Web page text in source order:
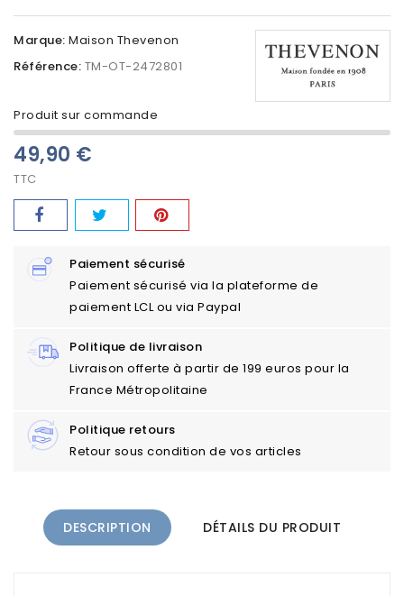
Marque: Maison Thevenon
Référence: TM-OT-2472801
Produit sur commande
49,90 €
TTC
Paiement sécurisé
Paiement sécurisé via la plateforme de
paiement LCL ou via Paypal
Politique de livraison
Livraison offerte à partir de 199 euros pour la
France Métropolitaine
Politique retours
Retour sous condition de vos articles
DESCRIPTION DÉTAILS DU PRODUIT